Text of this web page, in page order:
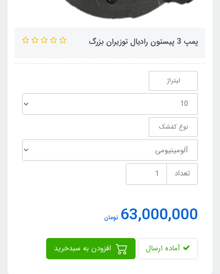
پمپ 3 پیستون رادیال توزیران بزرگ
لیتراژ
نوع کفشک
تعداد
63,000,000 تومان
آماده ارسال